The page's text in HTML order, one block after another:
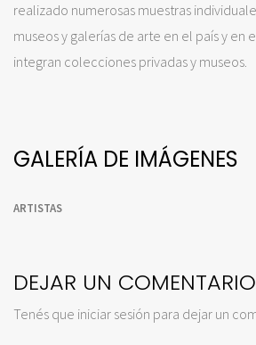
realizado numerosas muestras
museos y galerías de arte en el país y en
integran colecciones privadas y museos.
GALERÍA DE IMÁGENES
ARTISTAS
DEJAR UN COMENTARIO
Tenés que iniciar sesión para dejar un